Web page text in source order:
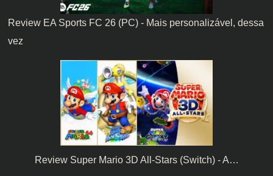
Review EA Sports FC 26 (PC) - Mais personalizável, dessa
vez
Review Super Mario 3D All-Stars (Switch) - A…